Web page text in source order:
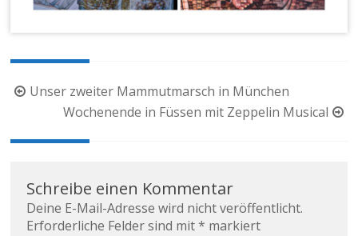
Beitragsnavigation
Unser zweiter Mammutmarsch in München
Wochenende in Füssen mit Zeppelin Musical
Schreibe einen Kommentar
Deine E-Mail-Adresse wird nicht veröffentlicht.
Erforderliche Felder sind mit* markiert